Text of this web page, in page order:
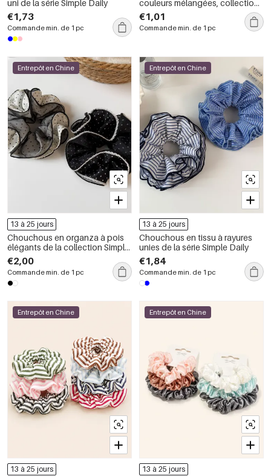
uni de la série Simple Daily
€1,73
Commande min. de 1 pc
couleurs mélangées, collection
rétro simple
€1,01
Commande min. de 1 pc
Entrepôt en Chine
13 à 25 jours
Chouchous en organza à pois
élégants de la collection Simple
Series
€2,00
Commande min. de 1 pc
Entrepôt en Chine
13 à 25 jours
Chouchous en tissu à rayures
unies de la série Simple Daily
€1,84
Commande min. de 1 pc
Entrepôt en Chine
13 à 25 jours
Entrepôt en Chine
13 à 25 jours